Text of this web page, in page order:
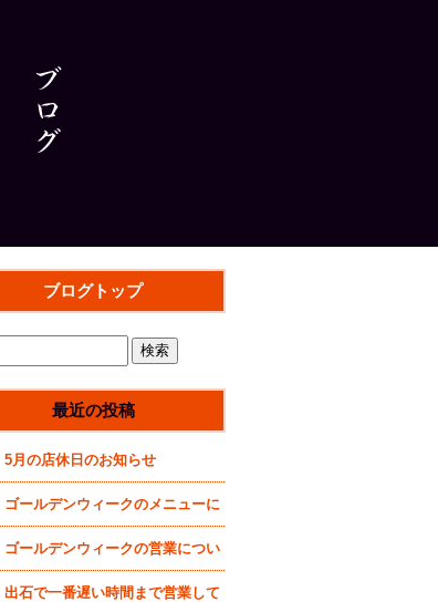
ブログトップ
最近の投稿
5月の店休日のお知らせ
ゴールデンウィークのメニューに
ついて(2026年)
ゴールデンウィークの営業につい
て(2026年4月29日)
出石で一番遅い時間まで営業して